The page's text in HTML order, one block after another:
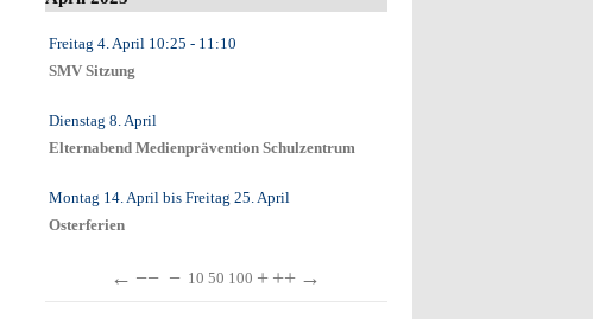
Freitag 4. April10:25 - 11:10
SMV Sitzung
Dienstag 8. April
Elternabend Medienprävention Schulzentrum
Montag 14. Aprilbis Freitag 25. April
Osterferien
← −− − 10 50 100 + ++ →